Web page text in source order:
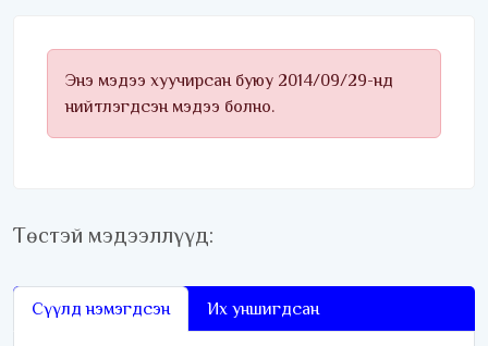
Энэ мэдээ хуучирсан буюу 2014/09/29-нд
нийтлэгдсэн мэдээ болно.
Төстэй мэдээллүүд:
Сүүлд нэмэгдсэн Их уншигдсан